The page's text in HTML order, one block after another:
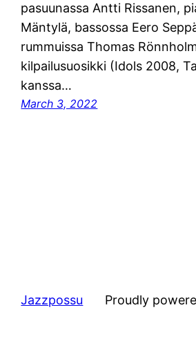
pasuunassa Antti Rissanen,
Mäntylä, bassossa Eero
rummuissa Thomas
kilpailusuosikki (Idols 2008,
kanssa…
March 3, 2022
Jazzpossu Proudly